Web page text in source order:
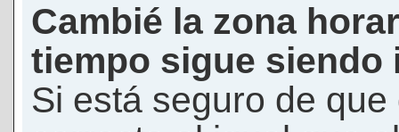
Cambié la zona
tiempo sigue siendo
Si está seguro de